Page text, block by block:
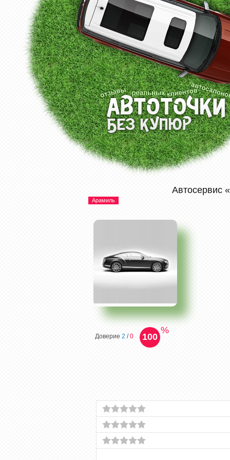
Автосервис
Арамиль
Доверие 2 /0 100
%